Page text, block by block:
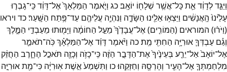
וַיַּגֵּ֣דלְדָוִ֔דאֵ֛תכָּל־אֲשֶׁ֥ר שְׁלָח֖וֹ יוֹאָֽב׃כג וַיֹּ֤אמֶר הַמַּלְאָךְ֙אֶל־דָּוִ֔דכִּֽי־גָבְר֤וּ
עָלֵ֙ינוּ֙ הָֽאֲנָשִׁ֔ים וַיֵּצְא֥וּאֵלֵ֖ינוּ הַשָּׂדֶ֑ה וַנִּהְיֶ֥ה עֲלֵיהֶ֖ם עַד־פֶּ֥תַח הַשָּֽׁעַר׃כד ויראו
(וַיֹּר֨וּ) המוראים (הַמּוֹרִ֤ים)אֶל־עֲבָדֶ֙ךָ֙ מֵעַ֣ל הַחוֹמָ֔ה וַיָּמ֖וּתוּ מֵעַבְדֵ֣י הַמֶּ֑לֶךְ
וְגַ֗ם עַבְדְּךָ֛אוּרִיָּ֥ה הַחִתִּ֖י מֵֽת׃כה וַיֹּ֨אמֶרדָּוִ֜דאֶל־הַמַּלְאָ֗ךְכֹּֽה־תֹאמַ֤ר
אֶל־יוֹאָב֙אַל־יֵרַ֤ע בְּעֵינֶ֙יךָ֙אֶת־הַדָּבָ֣ר הַזֶּ֔ה כִּֽי־כָזֹ֥ה וְכָזֶ֖ה תֹּאכַ֣ל הֶחָ֑רֶב הַחֲזֵ֨ק
מִלְחַמְתְּךָ֧אֶל־הָעִ֛יר וְהָרְסָ֖הּ וְחַזְּקֵֽהוּ׃כו וַתִּשְׁמַע֙אֵ֣שֶׁתאֽוּרִיָּ֔ה כִּי־מֵ֖תאוּרִיָּ֣ה